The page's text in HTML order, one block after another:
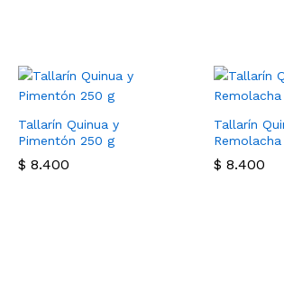
Tallarín Quinua y
Pimentón 250 g
$ 8.400
$ 8.400
Tallarín
$ 8.400
$ 8.400